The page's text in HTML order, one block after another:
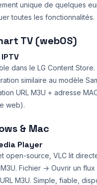
unique de quelques
toutes les fonctionnalités.
TV (webOS)
dans le LG Content Store.
similaire au modèle
URL M3U + adresse
web).
& Mac
Player
open-source, VLC lit
Fichier → Ouvrir un
M3U. Simple, fiable,